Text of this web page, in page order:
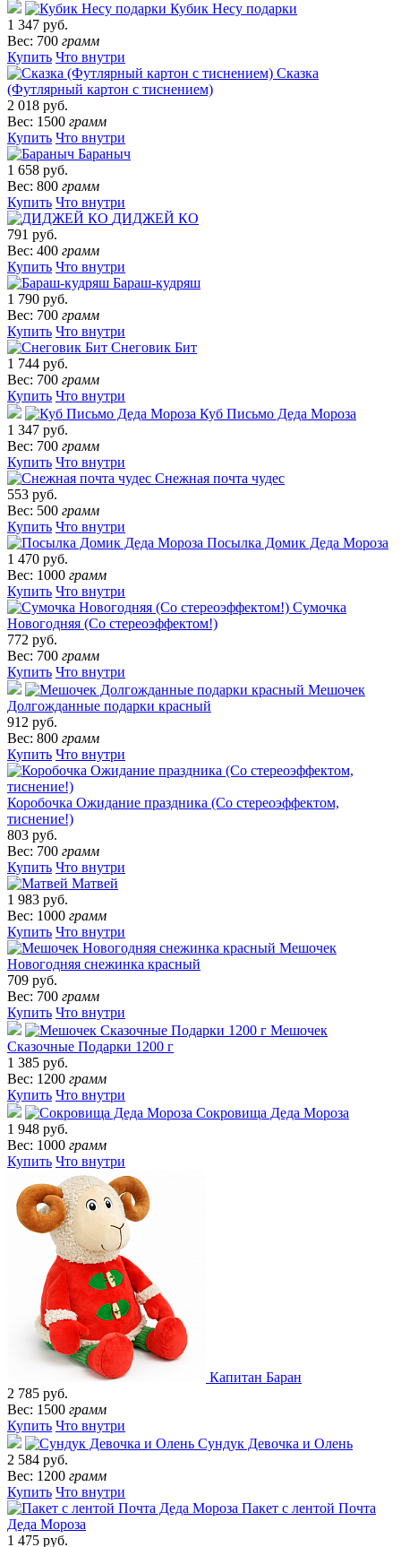
Кубик Несу подарки
1 347 руб.
Вес: 700 грамм
Купить Что внутри
Сказка
(Футлярный картон с тиснением)
2 018 руб.
Вес: 1500 грамм
Купить Что внутри
Бараныч
1 658 руб.
Вес: 800 грамм
Купить Что внутри
ДИДЖЕЙ КО
791 руб.
Вес: 400 грамм
Купить Что внутри
Бараш-кудряш
1 790 руб.
Вес: 700 грамм
Купить Что внутри
Снеговик Бит
1 744 руб.
Вес: 700 грамм
Купить Что внутри
Куб Письмо Деда Мороза
1 347 руб.
Вес: 700 грамм
Купить Что внутри
Снежная почта чудес
553 руб.
Вес: 500 грамм
Купить Что внутри
Посылка Домик Деда Мороза
1 470 руб.
Вес: 1000 грамм
Купить Что внутри
Сумочка
Новогодняя (Со стереоэффектом!)
772 руб.
Вес: 700 грамм
Купить Что внутри
Мешочек
Долгожданные подарки красный
912 руб.
Вес: 800 грамм
Купить Что внутри
Коробочка Ожидание праздника (Со стереоэффектом,
тиснение!)
803 руб.
Вес: 700 грамм
Купить Что внутри
Матвей
1 983 руб.
Вес: 1000 грамм
Купить Что внутри
Мешочек
Новогодняя снежинка красный
709 руб.
Вес: 700 грамм
Купить Что внутри
Мешочек
Сказочные Подарки 1200 г
1 385 руб.
Вес: 1200 грамм
Купить Что внутри
Сокровища Деда Мороза
1 948 руб.
Вес: 1000 грамм
Купить Что внутри
Капитан Баран
2 785 руб.
Вес: 1500 грамм
Купить Что внутри
Сундук Девочка и Олень
2 584 руб.
Вес: 1200 грамм
Купить Что внутри
Пакет с лентой Почта
Деда Мороза
1 475 руб.